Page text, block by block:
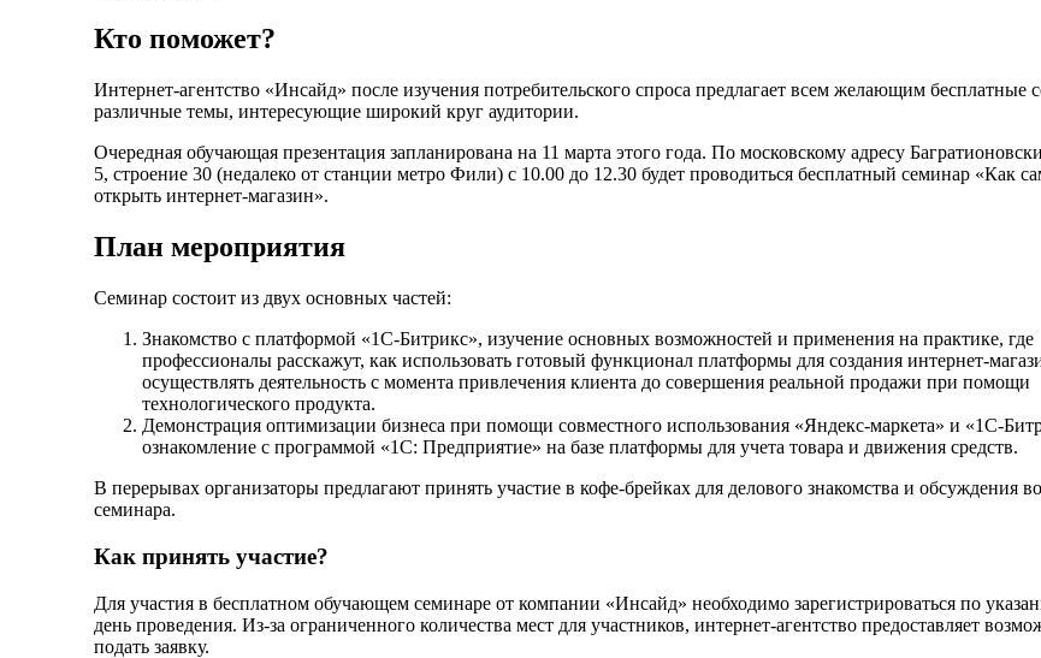
Кто поможет?
Интернет-агентство «Инсайд» после изучения потребительского спроса предлагает всем желающим бесплатные
различные темы, интересующие широкий круг аудитории.
Очередная обучающая презентация запланирована на 11 марта этого года. По московскому адресу
5, строение 30 (недалеко от станции метро Фили) с 10.00 до 12.30 будет проводиться бесплатный семинар «Как
открыть интернет-магазин».
План мероприятия
Семинар состоит из двух основных частей:
Знакомство с платформой «1С-Битрикс», изучение основных возможностей и применения на практике, где
профессионалы расскажут, как использовать готовый функционал платформы для создания интернет-
осуществлять деятельность с момента привлечения клиента до совершения реальной продажи при помощи
технологического продукта.
Демонстрация оптимизации бизнеса при помощи совместного использования «Яндекс-маркета» и «1С-
ознакомление с программой «1С: Предприятие» на базе платформы для учета товара и движения средств.
В перерывах организаторы предлагают принять участие в кофе-брейках для делового знакомства и обсуждения
семинара.
Как принять участие?
Для участия в бесплатном обучающем семинаре от компании «Инсайд» необходимо зарегистрироваться по
день проведения. Из-за ограниченного количества мест для участников, интернет-агентство предоставляет
подать заявку.